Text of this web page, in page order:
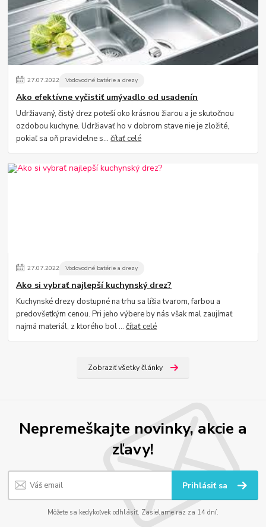
27.07.2022 Vodovodné batérie a drezy
Ako efektívne vyčistiť umývadlo od usadenín
Udržiavaný, čistý drez poteší oko krásnou žiarou a je skutočnou
ozdobou kuchyne. Udržiavať ho v dobrom stave nie je zložité,
pokiaľ sa oň pravidelne s...čítať celé
27.07.2022 Vodovodné batérie a drezy
Ako si vybrať najlepší kuchynský drez?
Kuchynské drezy dostupné na trhu sa líšia tvarom, farbou a
predovšetkým cenou. Pri jeho výbere by nás však mal zaujímať
najmä materiál, z ktorého bol ...čítať celé
Zobraziť všetky články
Nepremeškajte novinky, akcie a
zľavy!
Prihlásiť sa
Môžete sa kedykoľvek odhlásiť. Zasielame raz za 14 dní.